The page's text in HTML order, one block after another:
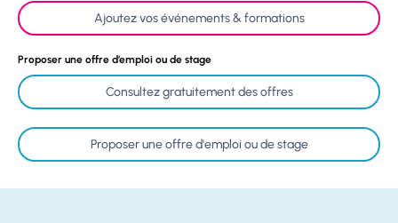
Ajoutez vos événements & formations
Proposer une offre d’emploi ou de stage
Consultez gratuitement des offres
Proposer une offre d'emploi ou de stage